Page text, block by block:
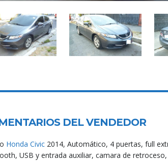
DEL VENDEDOR
Honda Civic 2014, Automático, 4 puertas, full
USB y entrada auxiliar, camara de